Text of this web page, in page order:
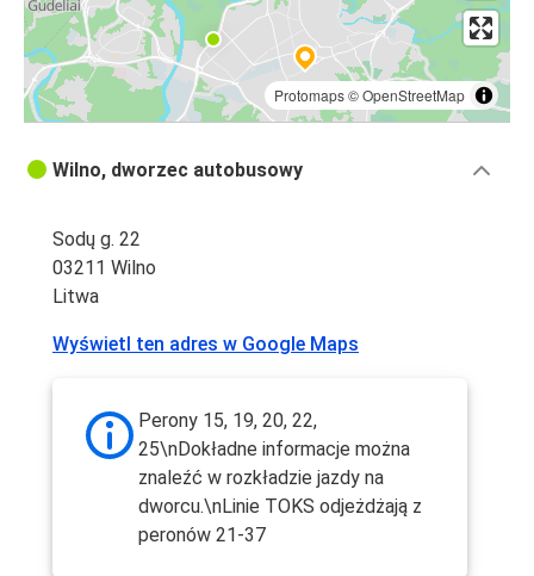
Protomaps©OpenStreetMap
Wilno, dworzec autobusowy
Sodų g. 22
03211 Wilno
Litwa
Wyświetl ten adres w Google Maps
Perony 15, 19, 20, 22,
25\nDokładne informacje można
znaleźć w rozkładzie jazdy na
dworcu.\nLinie TOKS odjeżdżają z
peronów 21-37